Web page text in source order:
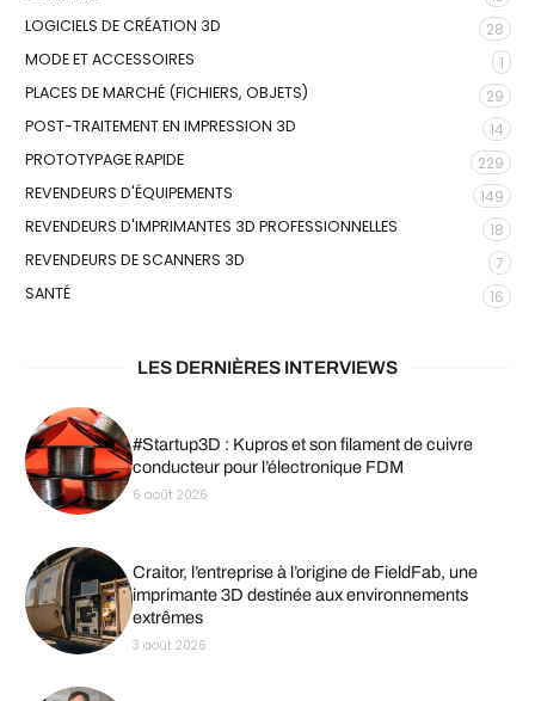
LOGICIELS DE CRÉATION 3D
28
MODE ET ACCESSOIRES
1
PLACES DE MARCHÉ (FICHIERS, OBJETS)
29
POST-TRAITEMENT EN IMPRESSION 3D
14
PROTOTYPAGE RAPIDE
229
REVENDEURS D'ÉQUIPEMENTS
149
REVENDEURS D'IMPRIMANTES 3D PROFESSIONNELLES
18
REVENDEURS DE SCANNERS 3D
7
SANTÉ
16
LES DERNIÈRES INTERVIEWS
#Startup3D : Kupros et son filament de cuivre
conducteur pour l’électronique FDM
6 août 2026
Craitor, l’entreprise à l’origine de FieldFab, une
imprimante 3D destinée aux environnements
extrêmes
3 août 2026